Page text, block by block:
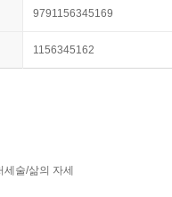
9791156345169
1156345162
세술/삶의 자세